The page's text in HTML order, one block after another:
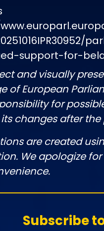
support-for-
and visually
of European
for
changes after
are created
We apologize
Subscribe